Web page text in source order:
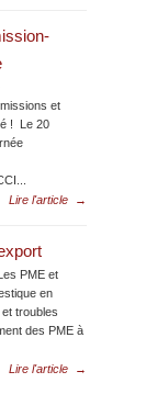
et
! Le 20
Lire l'article
→
PME et
en
troubles
des PME à
Lire l'article
→